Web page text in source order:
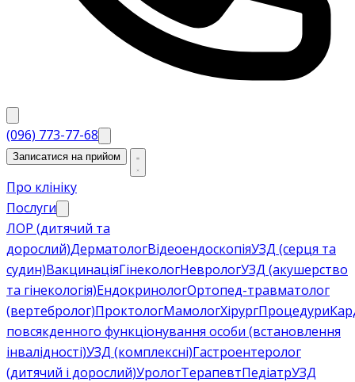
(096) 773-77-68
Записатися на прийом
Про клініку
Послуги
ЛОР (дитячий та
дорослий)ДерматологВідеоендоскопіяУЗД (серця та
судин)ВакцинаціяГінекологНеврологУЗД (акушерство
та гінекологія)ЕндокринологОртопед-травматолог
(вертебролог)ПроктологМамологХірургПроцедури
повсякденного функціонування особи (встановлення
інвалідності)УЗД (комплексні)Гастроентеролог
(дитячий і дорослий)УрологТерапевтПедіатрУЗД